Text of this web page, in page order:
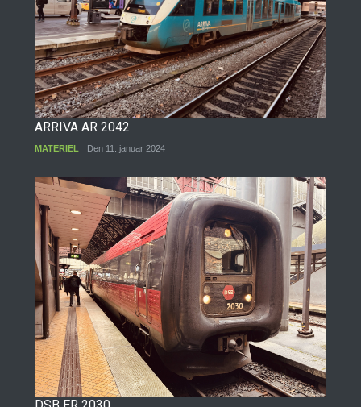
ARRIVA AR 2042
MATERIEL Den 11. januar 2024